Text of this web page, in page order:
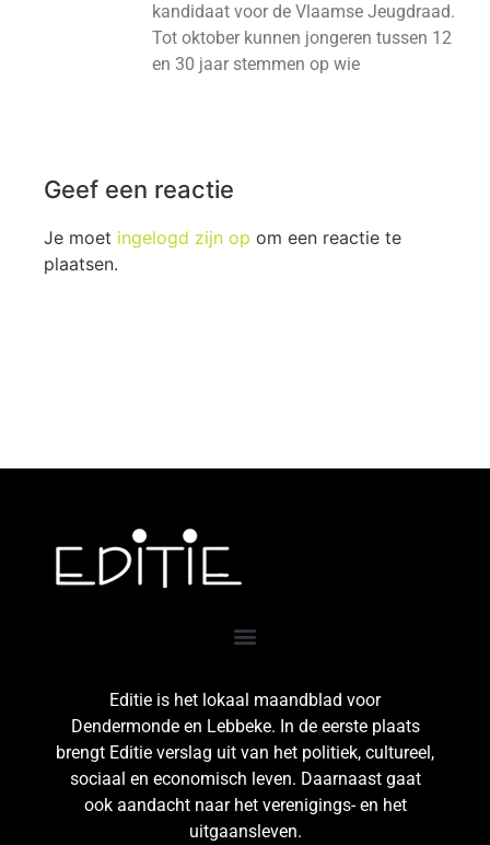
kandidaat voor de Vlaamse Jeugdraad.
Tot oktober kunnen jongeren tussen 12
en 30 jaar stemmen op wie
Geef een reactie
Je moet ingelogd zijn op om een reactie te
plaatsen.
Editie is het lokaal maandblad voor
Dendermonde en Lebbeke. In de eerste plaats
brengt Editie verslag uit van het politiek, cultureel,
sociaal en economisch leven. Daarnaast gaat
ook aandacht naar het verenigings- en het
uitgaansleven.